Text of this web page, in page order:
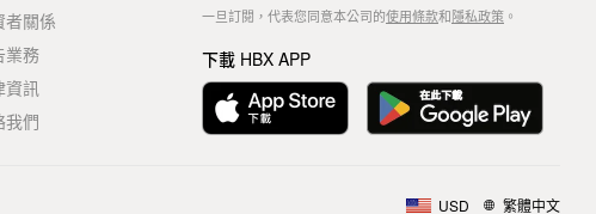
者關係
業務
資訊
我們
一旦訂閱，代表您同意本公司的使用條款和隱私政策。
下載 HBX APP
USD 繁體中文